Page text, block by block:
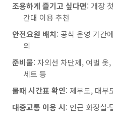
조용하게 즐기고 싶다면: 개장
간대 이용 추천
안전요원 배치: 공식 운영 기간
의
준비물: 자외선 차단제, 여벌 옷
세트 등
물때 시간표 확인: 제부도, 대부
대중교통 이용 시: 인근 화장실·